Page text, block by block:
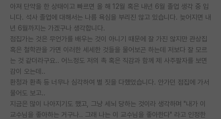
임용 후기 게시판
PI 전용 게시판
인문사회 계열 게시판
특수/전문대학원 게시판
반도체/AI 게시판
장학금/장학생 게시판
아져 단약을 한 상태이고 빠르면 올 해 12월 혹은 내년 6월 졸업 생각 중 입
니다. 석사 졸업에 대해서는 나름 욕심을 부리진 않고 있습니다. 늦어지면 내
년 6월까지는 가겠구나 생각합니다.
점집가는 것은 무언가를 배우는 것이 아니기 때문에 잘 가진 않지만 관상집
혹은 철학관을 가면 이러한 세세한 것들을 물어보곤 하는데 저보다 잘 모르
는 것 같더라구요.. 어느정도 저의 촉 혹은 직감과 함께 제 사주팔자를 보면
감이 오는데..
환청과 환촉 등 너무나 심각하여 별 짓을 다했었습니다. 안가던 점집에 가서
물어도 보고..
지금은 많이 나아지기도 했고, 그냥 세뇌 당하는 것이라 생각하며 "내가 이
교수님을 좋아하는 거구나.. 그래 나는 이 교수님을 좋아한다" 라고 인정한